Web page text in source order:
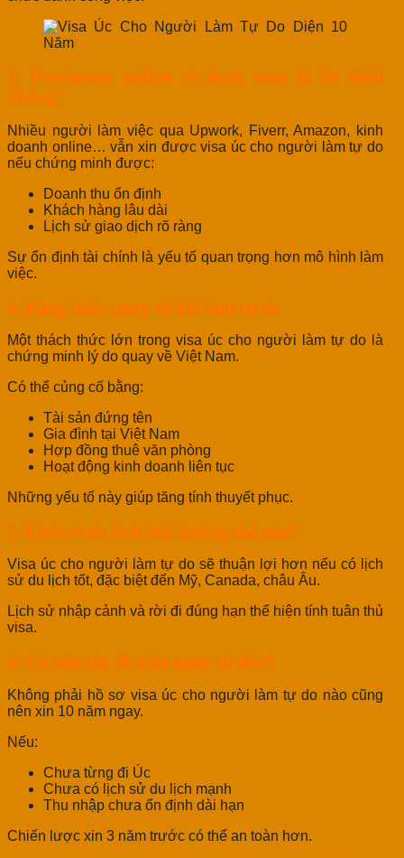
3. Freelancer online có được xem là ổn định
không?
Nhiều người làm việc qua Upwork, Fiverr, Amazon, kinh
doanh online… vẫn xin được visa úc cho người làm tự do
nếu chứng minh được:
Doanh thu ổn định
Khách hàng lâu dài
Lịch sử giao dịch rõ ràng
Sự ổn định tài chính là yếu tố quan trọng hơn mô hình làm
việc.
4. Ràng buộc quay về khi làm tự do
Một thách thức lớn trong visa úc cho người làm tự do là
chứng minh lý do quay về Việt Nam.
Có thể củng cố bằng:
Tài sản đứng tên
Gia đình tại Việt Nam
Hợp đồng thuê văn phòng
Hoạt động kinh doanh liên tục
Những yếu tố này giúp tăng tính thuyết phục.
5. Lịch sử du lịch ảnh hưởng thế nào?
Visa úc cho người làm tự do sẽ thuận lợi hơn nếu có lịch
sử du lịch tốt, đặc biệt đến Mỹ, Canada, châu Âu.
Lịch sử nhập cảnh và rời đi đúng hạn thể hiện tính tuân thủ
visa.
6. Có nên xin 10 năm ngay từ đầu?
Không phải hồ sơ visa úc cho người làm tự do nào cũng
nên xin 10 năm ngay.
Nếu:
Chưa từng đi Úc
Chưa có lịch sử du lịch mạnh
Thu nhập chưa ổn định dài hạn
Chiến lược xin 3 năm trước có thể an toàn hơn.